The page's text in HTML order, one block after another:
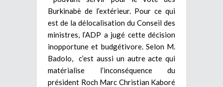
Burkinabè de l’extérieur. Pour ce qui
est de la délocalisation du Conseil des
ministres, l’ADP a jugé cette décision
inopportune et budgétivore. Selon M.
Badolo, c’est aussi un autre acte qui
matérialise l’inconséquence du
président Roch Marc Christian Kaboré